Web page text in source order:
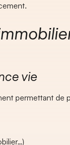
vie
permettant